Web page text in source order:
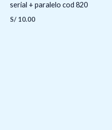
serial + paralelo cod 820
S/ 10.00